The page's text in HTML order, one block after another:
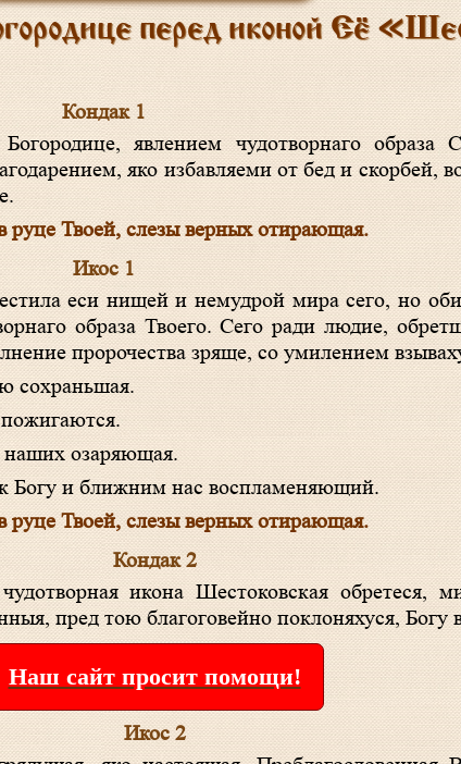
перед иконой Её
Кондак 1
яко избавляеми от бед и скорбей,
руце Твоей, слезы верных отирающая.
Икос 1
образа Твоего. Сего ради людие,
пророчества зряще, со умилением
сохраньшая.
наших озаряющая.
Богу и ближним нас воспламеняющий.
руце Твоей, слезы верных отирающая.
Кондак 2
пред тою благоговейно поклоняхуся,
Наш сайт просит помощи!
Икос 2